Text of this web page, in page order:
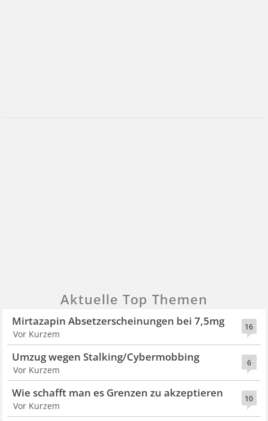
Aktuelle Top Themen
16
Mirtazapin Absetzerscheinungen bei 7,5mg
Vor Kurzem
6
Umzug wegen Stalking/Cybermobbing
Vor Kurzem
10
Wie schafft man es Grenzen zu akzeptieren
Vor Kurzem